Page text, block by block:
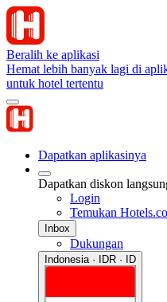
Beralih ke aplikasi
Hemat lebih banyak lagi di
untuk hotel tertentu
Dapatkan aplikasinya
Dapatkan diskon
Login
Temukan
Inbox
Dukungan
Indonesia · IDR · ID